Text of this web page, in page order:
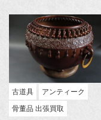
古道具
アンティーク
骨董品 出張買取